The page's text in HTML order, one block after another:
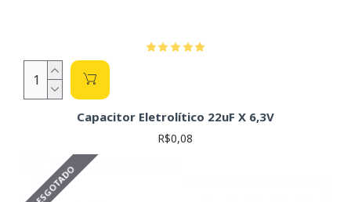
Capacitor Eletrolítico 22uF X 6,3V
R$0,08
ESGOTADO